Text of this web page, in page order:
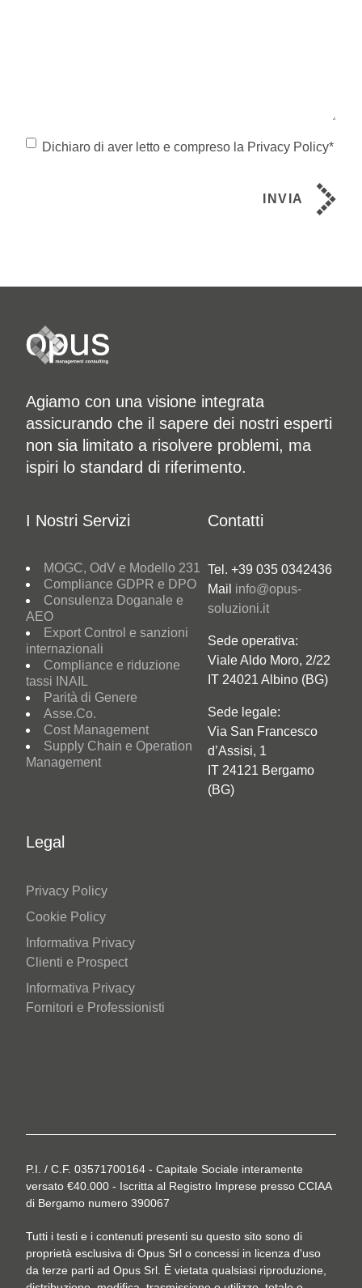
Consenso*
Dichiaro di aver letto e compreso la Privacy Policy*
Agiamo con una visione integrata
assicurando che il sapere dei nostri esperti
non sia limitato a risolvere problemi, ma
ispiri lo standard di riferimento.
I Nostri Servizi
MOGC, OdV e Modello 231
Compliance GDPR e DPO
Consulenza Doganale e
AEO
Export Control e sanzioni
internazionali
Compliance e riduzione
tassi INAIL
Parità di Genere
Asse.Co.
Cost Management
Supply Chain e Operation
Management
Contatti
Tel. +39 035 0342436
Mail info@opus-
soluzioni.it
Sede operativa:
Viale Aldo Moro, 2/22
IT 24021 Albino (BG)
Sede legale:
Via San Francesco
d’Assisi, 1
IT 24121 Bergamo
(BG)
Legal
Privacy Policy
Cookie Policy
Informativa Privacy
Clienti e Prospect
Informativa Privacy
Fornitori e Professionisti
P.I. / C.F. 03571700164 - Capitale Sociale interamente
versato €40.000 - Iscritta al Registro Imprese presso CCIAA
di Bergamo numero 390067
Tutti i testi e i contenuti presenti su questo sito sono di
proprietà esclusiva di Opus Srl o concessi in licenza d'uso
da terze parti ad Opus Srl. È vietata qualsiasi riproduzione,